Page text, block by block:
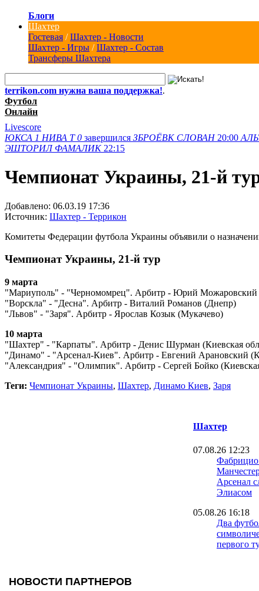
Блоги
Шахтер
Гостевая /Шахтер - Новости
Шахтер - Игры /Шахтер - Состав
Трансферы Шахтера
terrikon.com нужна ваша поддержка!.
Футбол
Онлайн
Livescore
ЮКСА 1 НИВА Т 0 завершился ЗБРОЁВК СЛОВАН 20:00
ЭШТОРИЛ ФАМАЛИК 22:15
Чемпионат Украины, 21-й
Добавлено: 06.03.19 17:36
Источник: Шахтер - Террикон
Комитеты Федерации футбола Украины объявили о
Чемпионат Украины, 21-й тур
9 марта
"Мариуполь" - "Черномомрец". Арбитр - Юрий Можаровский
"Ворскла" - "Десна". Арбитр - Виталий Романов (Днепр)
"Львов" - "Заря". Арбитр - Ярослав Козык (Мукачево)
10 марта
"Шахтер" - "Карпаты". Арбитр - Денис Шурман (Киевская
"Динамо" - "Арсенал-Киев". Арбитр - Евгений Арановский
"Александрия" - "Олимпик". Арбитр - Сергей Бойко
Теги: Чемпионат Украины, Шахтер, Динамо Киев, Заря
Шахтер
07.08.26 12:23
Арсенал
Элиасом
05.08.26 16:18
Два
первого